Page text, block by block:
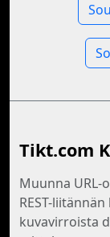
Tikt.com
Muunna
REST-
kuvavirroista